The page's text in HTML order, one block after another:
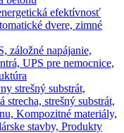
efektívnosť
dvere, zimné
záložné napájanie,
UPS pre nemocnice,
strešný substrát,
strecha, strešný substrát,
Kompozitné materiály,
stavby, Produkty